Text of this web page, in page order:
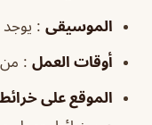
الموسيقى : يوجد
أوقات العمل : من ١١:٠٠ص–١٢:٠٠ص
الموقع على